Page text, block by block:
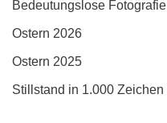
Bedeutungslose Fotografie
Ostern 2026
Ostern 2025
Stillstand in 1.000 Zeichen